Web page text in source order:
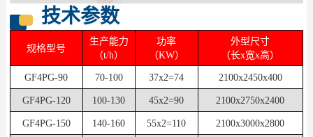
技术参数
规格型号
生产能力
（t/h）
功率
（KW）
外型尺寸
（长x宽x高）
GF4PG-90 70-100 37x2=74 2100x2450x400
GF4PG-120 100-130 45x2=90 2100x2750x2400
GF4PG-150 140-160 55x2=110 2100x3000x2800